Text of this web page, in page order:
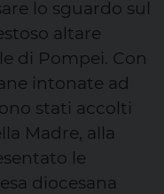
lo sguardo sul
altare
di Pompei. Con
intonate ad
stati accolti
Madre, alla
le
diocesana